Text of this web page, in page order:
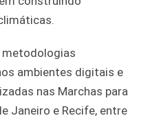
ambientes digitais e
nas Marchas para
Janeiro e Recife, entre